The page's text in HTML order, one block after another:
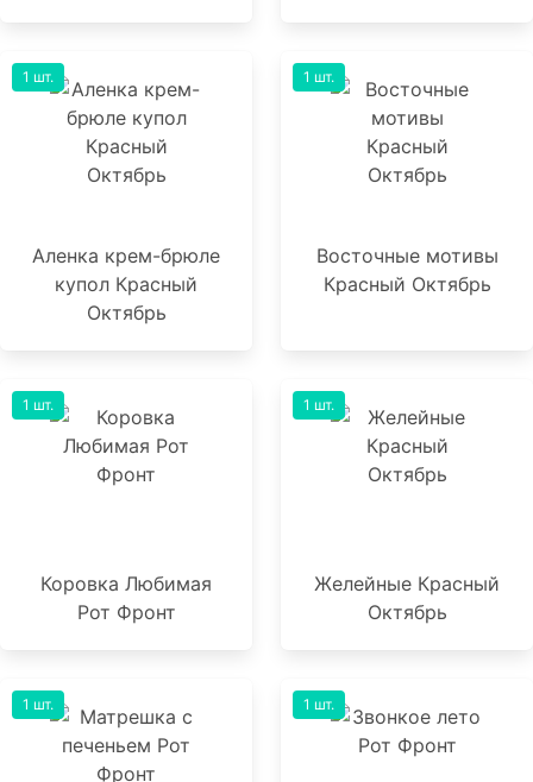
Аленка крем-брюле
купол Красный
Октябрь
1 шт.
Восточные мотивы
Красный Октябрь
1 шт.
Коровка Любимая
Рот Фронт
1 шт.
Желейные Красный
Октябрь
1 шт.
1 шт. 1 шт.